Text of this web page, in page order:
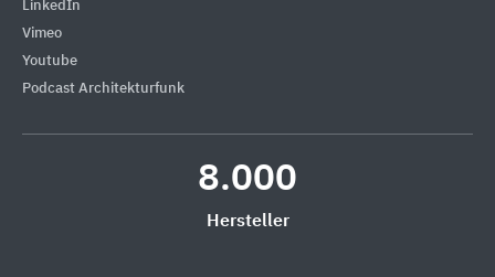
LinkedIn
Vimeo
Youtube
Podcast Architekturfunk
8.000
Hersteller